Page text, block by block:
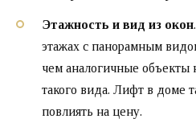
Этажность и вид из окон
этажах с панорамным
чем аналогичные объекты
такого вида. Лифт в доме
повлиять на цену.